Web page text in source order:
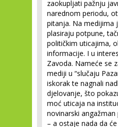
zaokupljati pažnju
narednom periodu,
pitanja. Na medijima
plasiraju potpune,
političkim uticajima,
informacije. I u
Zavoda. Nameće se
mediji u “slučaju
iskorak te nagnali
djelovanje, što
moć uticaja na
novinarski
– a ostaje nada da